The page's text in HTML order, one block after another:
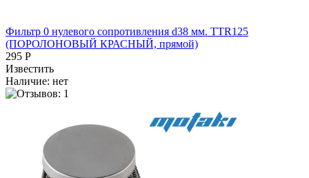
Фильтр 0 нулевого сопротивления d38 мм. TTR125
(ПОРОЛОНОВЫЙ КРАСНЫЙ, прямой)
295 Р
Известить
Наличие: нет